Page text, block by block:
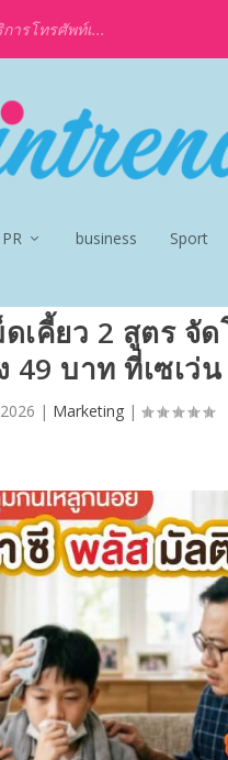
ารโทรศัพท์เ...
PR business Sport
เคี้ยว 2 สูตร จั
49 บาท ที่เซเว่
| Marketing |